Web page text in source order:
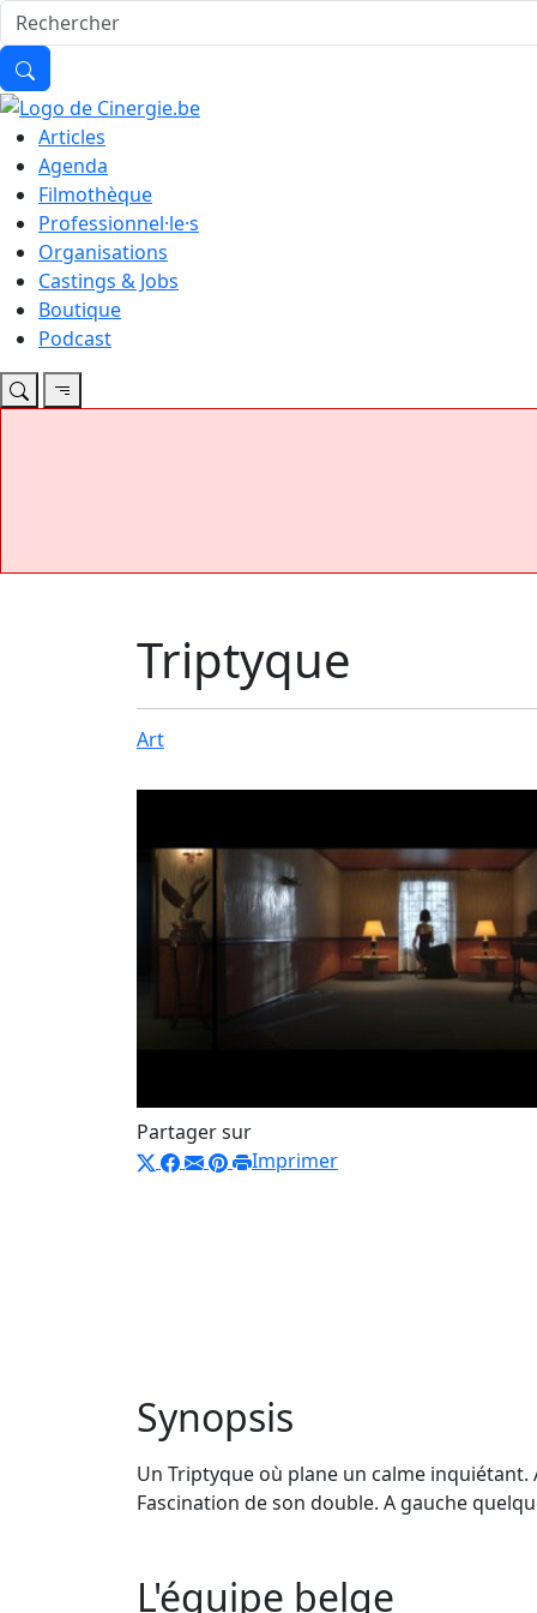
Articles
Agenda
Filmothèque
Professionnel·le·s
Organisations
Castings & Jobs
Boutique
Podcast
Triptyque
Art
Partager sur
Imprimer
Synopsis
Un Triptyque où plane un calme
Fascination de son double. A gauche
L'équipe belge